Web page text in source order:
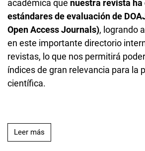
académica que nuestra revista
estándares de evaluación de
Open Access Journals), logrando
en este importante directorio
revistas, lo que nos permitirá
índices de gran relevancia para la
científica.
Leer más